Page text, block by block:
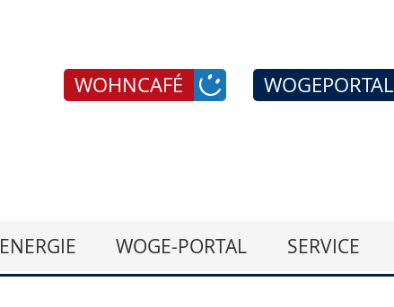
WOGEPORTAL
WOHNCAFÉ
ENERGIE WOGE-PORTAL SERVICE